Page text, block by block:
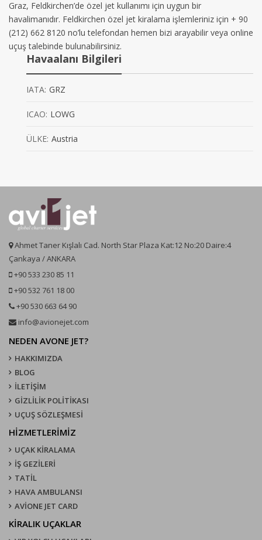
Graz, Feldkirchen’de özel jet kullanımı için uygun bir
havalimanıdır. Feldkirchen özel jet kiralama işlemleriniz için + 90
(212) 662 8120 no’lu telefondan hemen bizi arayabilir veya online
uçuş talebinde bulunabilirsiniz.
Havaalanı Bilgileri
IATA: GRZ
ICAO: LOWG
ÜLKE: Austria
Ahmet Taner Kışlalı Cad. North Star Plaza Kat:12 No:20 Daire:4
Çankaya / ANKARA
+90 533 230 85 11
+90 532 761 18 00
+90 530 663 64 90
info@avionejet.com
NEDEN AVONE JET?
HAKKIMIZDA
BLOG
İLETİŞİM
GİZLİLİK POLİTİKASI
UÇUŞ SÖZLEŞMESI
HİZMETLERİMİZ
UÇAK KIRALAMA
İŞ GEZİLERİ
TATİL
HAVA AMBULANSI
AVİONE JET CARD
KIRALIK UÇAKLAR